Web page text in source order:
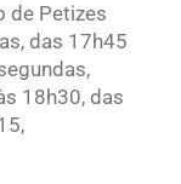
de Petizes
das 17h45
18h30, das